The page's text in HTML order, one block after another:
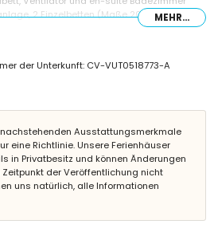
2 Einzelbetten (Maße 200 x 90 cm)
Dusche, Bidet und Toilette
2 Einzelbetten (Maße 200 x 90 cm),
Einzelwaschbecken, Dusche und Toilette
mit den Maßen 7 m x 3 m und 2 m tief
MEHR...
der Unterkunft: CV-VUT0518773-A
nachstehenden Ausstattungsmerkmale
eine Richtlinie. Unsere Ferienhäuser
in Privatbesitz und können Änderungen
der Veröffentlichung nicht
uns natürlich, alle Informationen